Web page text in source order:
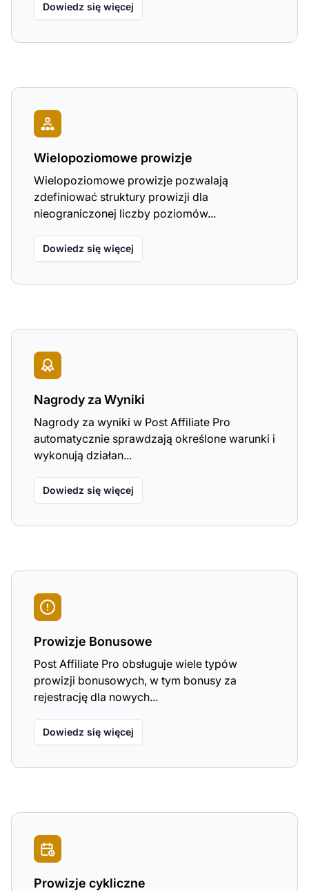
Dowiedz się więcej
Wielopoziomowe prowizje
Wielopoziomowe prowizje pozwalają
zdefiniować struktury prowizji dla
nieograniczonej liczby poziomów...
Dowiedz się więcej
Nagrody za Wyniki
Nagrody za wyniki w Post Affiliate Pro
automatycznie sprawdzają określone warunki i
wykonują działan...
Dowiedz się więcej
Prowizje Bonusowe
Post Affiliate Pro obsługuje wiele typów
prowizji bonusowych, w tym bonusy za
rejestrację dla nowych...
Dowiedz się więcej
Prowizje cykliczne